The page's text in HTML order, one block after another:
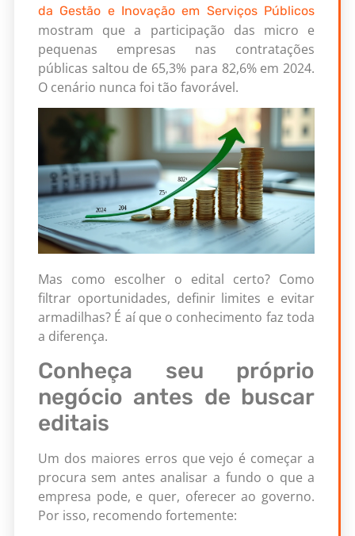
da Gestão e Inovação em Serviços Públicos
mostram que a participação das micro e
pequenas empresas nas contratações
públicas saltou de 65,3% para 82,6% em 2024.
O cenário nunca foi tão favorável.
Mas como escolher o edital certo? Como
filtrar oportunidades, definir limites e evitar
armadilhas? É aí que o conhecimento faz toda
a diferença.
Conheça seu próprio
negócio antes de buscar
editais
Um dos maiores erros que vejo é começar a
procura sem antes analisar a fundo o que a
empresa pode, e quer, oferecer ao governo.
Por isso, recomendo fortemente: